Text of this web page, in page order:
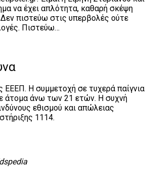
να έχει απλότητα, καθαρή σκέψη
πιστεύω στις υπερβολές ούτε
Πιστεύω…
ΕΕΕΠ. Η συμμετοχή σε τυχερά παίγνια
άτομα άνω των 21 ετών. Η συχνή
εθισμού και απώλειας
1114.